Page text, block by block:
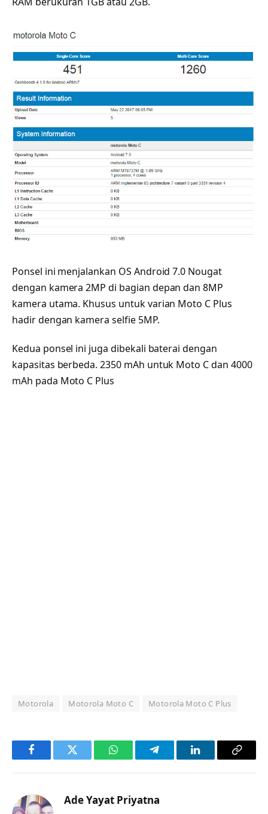
Ponsel ini menjalankan OS Android 7.0 Nougat
dengan kamera 2MP di bagian depan dan 8MP
kamera utama. Khusus untuk varian Moto C Plus
hadir dengan kamera selfie 5MP.
Kedua ponsel ini juga dibekali baterai dengan
kapasitas berbeda. 2350 mAh untuk Moto C dan 4000
mAh pada Moto C Plus
Motorola Motorola Moto C Motorola Moto C Plus
FacebookTwitter WhatsAppTelegramLinkedInCopy
Ade Yayat Priyatna